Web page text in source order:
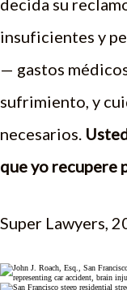
decida su
insuficientes y
— gastos
sufrimiento, y
necesarios.
que yo recupere
Super Lawyers,